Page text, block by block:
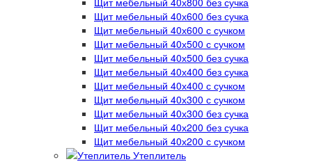
Щит мебельный 40х600 без сучка
Щит мебельный 40х600 с сучком
Щит мебельный 40х500 с сучком
Щит мебельный 40х500 без сучка
Щит мебельный 40х400 без сучка
Щит мебельный 40х400 с сучком
Щит мебельный 40х300 с сучком
Щит мебельный 40х300 без сучка
Щит мебельный 40х200 без сучка
Щит мебельный 40х200 с сучком
Утеплитель